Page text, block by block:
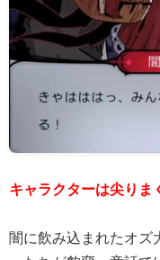
キャラクターは尖りま
闇に飲み込まれたオズ